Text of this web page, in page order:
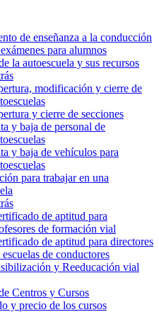
de enseñanza a la conducción
para alumnos
la autoescuela y sus recursos
modificación y cierre de
y cierre de secciones
y baja de personal de
y baja de vehículos para
para trabajar en una
de aptitud para
de formación vial
de aptitud para directores
escuelas de conductores
y Reeducación vial
Centros y Cursos
y precio de los cursos